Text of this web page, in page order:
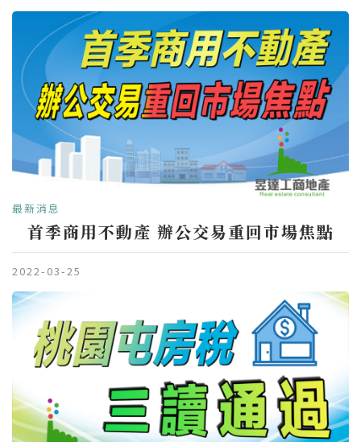
最新消息
首季商用不動產 辦公交易重回市場焦點
2022-03-25